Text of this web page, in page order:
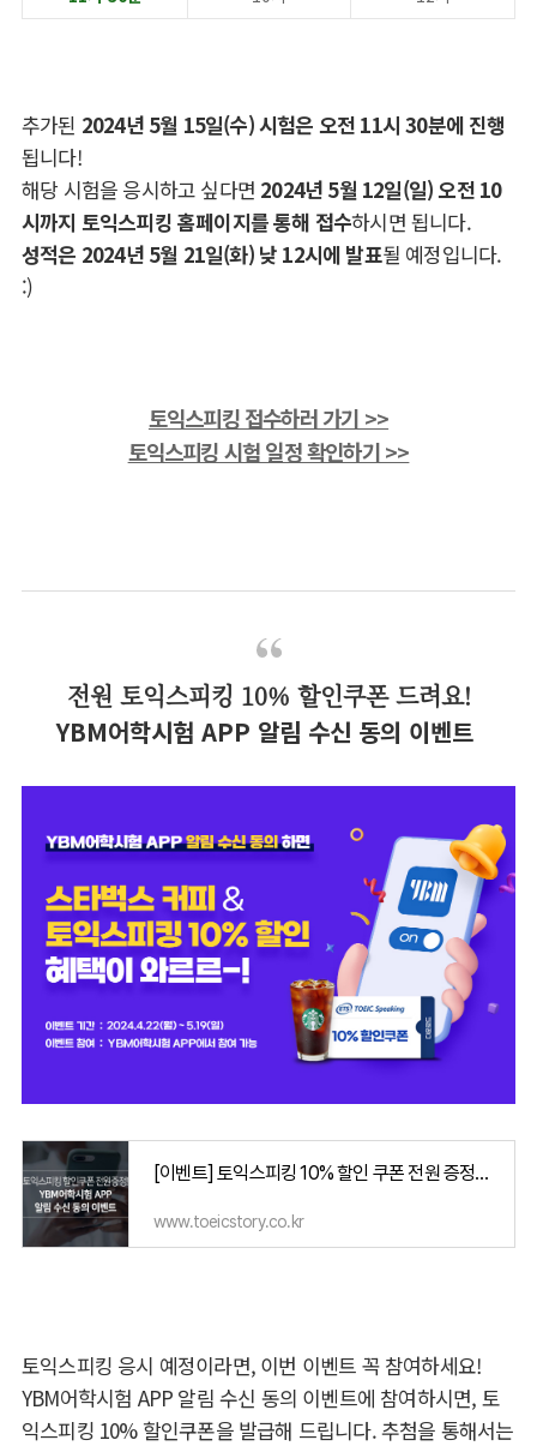
추가된 2024년 5월 15일(수) 시험은 오전 11시 30분에 진행
됩니다!
해당 시험을 응시하고 싶다면 2024년 5월 12일(일) 오전 10
시까지 토익스피킹 홈페이지를 통해 접수하시면 됩니다.
성적은 2024년 5월 21일(화) 낮 12시에 발표될 예정입니다.
:)
토익스피킹 접수하러 가기 >>
토익스피킹 시험 일정 확인하기 >>
전원 토익스피킹 10% 할인쿠폰 드려요!
YBM어학시험 APP 알림 수신 동의 이벤트
[이벤트] 토익스피킹 10% 할인 쿠폰 전원 증정~ 알림 수신 동의만 하세요!
www.toeicstory.co.kr
토익스피킹 응시 예정이라면, 이번 이벤트 꼭 참여하세요!
YBM어학시험 APP 알림 수신 동의 이벤트에 참여하시면, 토
익스피킹 10% 할인쿠폰을 발급해 드립니다. 추첨을 통해서는